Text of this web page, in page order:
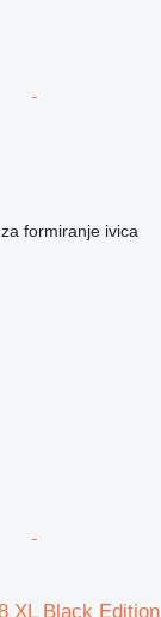
formiranje ivica
XL Black Edition